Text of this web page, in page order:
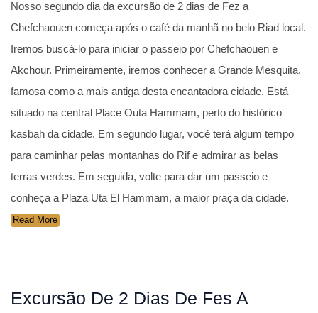
Nosso segundo dia da excursão de 2 dias de Fez a
Chefchaouen começa após o café da manhã no belo Riad local.
Iremos buscá-lo para iniciar o passeio por Chefchaouen e
Akchour. Primeiramente, iremos conhecer a Grande Mesquita,
famosa como a mais antiga desta encantadora cidade. Está
situado na central Place Outa Hammam, perto do histórico
kasbah da cidade. Em segundo lugar, você terá algum tempo
para caminhar pelas montanhas do Rif e admirar as belas
terras verdes. Em seguida, volte para dar um passeio e
conheça a Plaza Uta El Hammam, a maior praça da cidade.
Read More
Excursão De 2 Dias De Fes A